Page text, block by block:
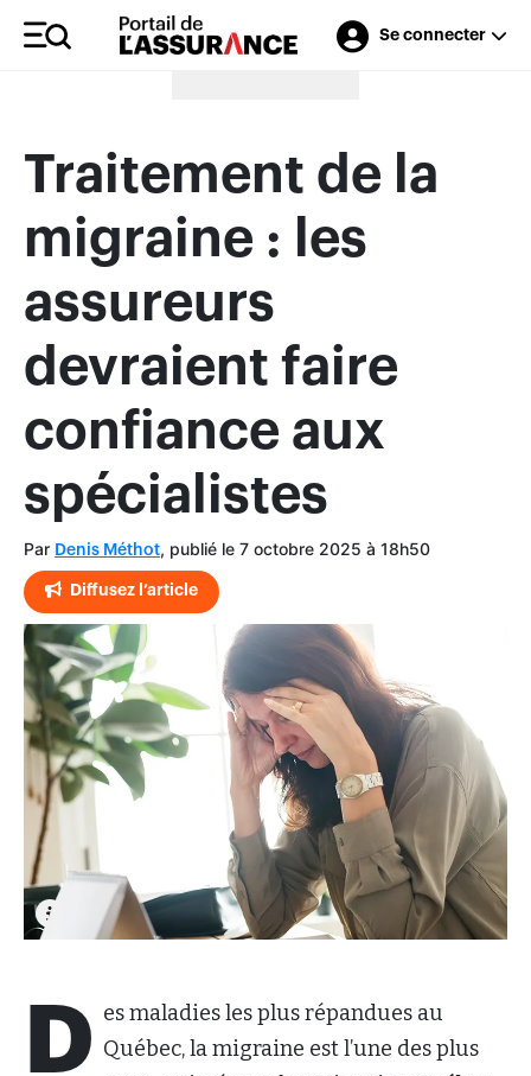
Se connecter
Merci à nos annonceurs
Traitement de la
migraine : les
assureurs
devraient faire
confiance aux
spécialistes
Par Denis Méthot, publié le 7 octobre 2025 à 18h50
Diffusez l’article
D es maladies les plus répandues au
Québec, la migraine est l’une des plus